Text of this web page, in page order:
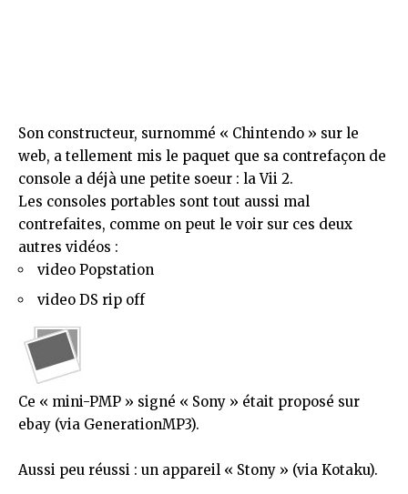
Son constructeur, surnommé « Chintendo » sur le
web, a tellement mis le paquet que sa contrefaçon de
console a déjà une petite soeur : laVii 2.
Les consoles portables sont tout aussi mal
contrefaites, comme on peut le voir sur ces deux
autres vidéos :
video Popstation
video DS rip off
Ce « mini-PMP » signé « Sony » était proposé sur
ebay (via GenerationMP3).
Aussi peu réussi : un appareil « Stony » (via Kotaku).